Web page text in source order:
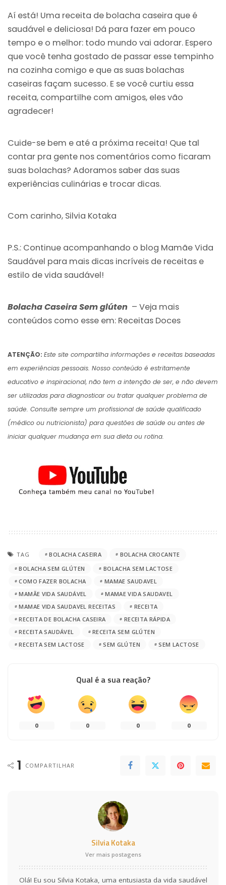
Aí está! Uma receita de bolacha caseira que é
saudável e deliciosa! Dá para fazer em pouco
tempo e o melhor: todo mundo vai adorar. Espero
que você tenha gostado de passar esse tempinho
na cozinha comigo e que as suas bolachas
caseiras façam sucesso. E se você curtiu essa
receita, compartilhe com amigos, eles vão
agradecer!
Cuide-se bem e até a próxima receita! Que tal
contar pra gente nos comentários como ficaram
suas bolachas? Adoramos saber das suas
experiências culinárias e trocar dicas.
Com carinho, Silvia Kotaka
P.S.: Continue acompanhando o blog Mamãe Vida
Saudável para mais dicas incríveis de receitas e
estilo de vida saudável!
Bolacha Caseira Sem glúten – Veja mais
conteúdos como esse em: Receitas Doces
ATENÇÃO: Este site compartilha informações e receitas baseadas
em experiências pessoais. Nosso conteúdo é estritamente
educativo e inspiracional, não tem a intenção de ser, e não devem
ser utilizadas para diagnosticar ou tratar qualquer problema de
saúde. Consulte sempre um profissional de saúde qualificado
(médico ou nutricionista) para questões de saúde ou antes de
iniciar qualquer mudança em sua dieta ou rotina.
TAG BOLACHA CASEIRA
BOLACHA CROCANTE
BOLACHA SEM GLÚTEN
BOLACHA SEM LACTOSE
COMO FAZER BOLACHA
MAMAE SAUDAVEL
MAMÃE VIDA SAUDÁVEL
MAMAE VIDA SAUDAVEL
MAMAE VIDA SAUDAVEL RECEITAS
RECEITA
RECEITA DE BOLACHA CASEIRA
RECEITA RÁPIDA
RECEITA SAUDÁVEL
RECEITA SEM GLÚTEN
RECEITA SEM LACTOSE
SEM GLÚTEN SEM LACTOSE
Qual é a sua reação?
0 0 0 0
1 COMPARTILHAR
Silvia Kotaka
Ver mais postagens
Olá! Eu sou Silvia Kotaka, uma entusiasta da vida saudável